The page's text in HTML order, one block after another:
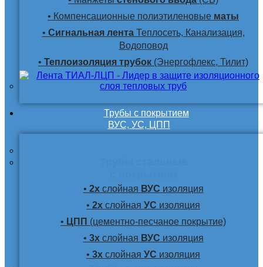
• Компенсационные полиэтиленовые маты
• Сигнальная лентаТеплосеть, Канализация,
Водоповод
• Теплоизоляция трубок (Энергофлекс, Тилит)
Трубы с покрытием
ВУС, УС, ЦПП
• 2хслойная ВУС изоляция
• 2х слойная УС изоляция
• ЦПП (цементно-песчаное покрытие)
• 3хслойная ВУС изоляция
• 3х слойная УС изоляция